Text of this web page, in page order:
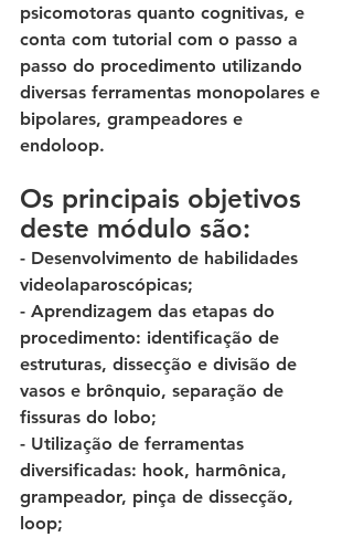
psicomotoras quanto cognitivas, e
conta com tutorial com o passo a
passo do procedimento utilizando
diversas ferramentas monopolares e
bipolares, grampeadores e
endoloop.
Os principais objetivos
deste módulo são:
- Desenvolvimento de habilidades
videolaparoscópicas;
- Aprendizagem das etapas do
procedimento: identificação de
estruturas, dissecção e divisão de
vasos e brônquio, separação de
fissuras do lobo;
- Utilização de ferramentas
diversificadas: hook, harmônica,
grampeador, pinça de dissecção,
loop;